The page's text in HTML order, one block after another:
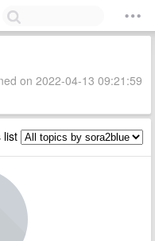
on 2022-04-13 09:21:59
list